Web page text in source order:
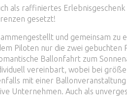
als raffiniertes
gesetzt!
und gemeinsam zu
Piloten nur die zwei gebuchten
Ballonfahrt zum
vereinbart, wobei bei
mit einer
Unternehmen. Auch als